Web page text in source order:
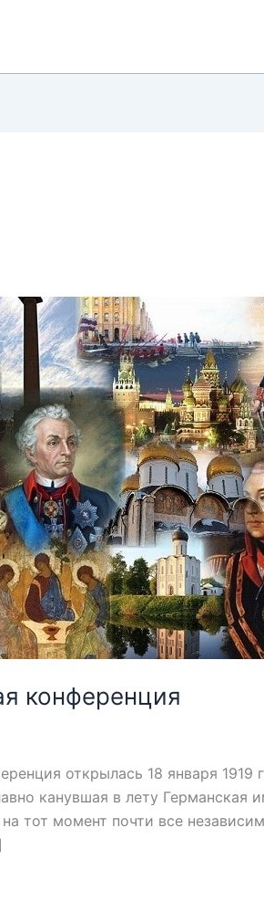
конференция
открылась 18 января 1919
канувшая в лету
тот момент почти все